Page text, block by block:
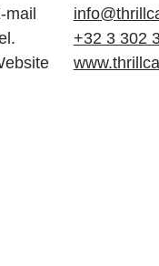
mail info@
+32 3 302